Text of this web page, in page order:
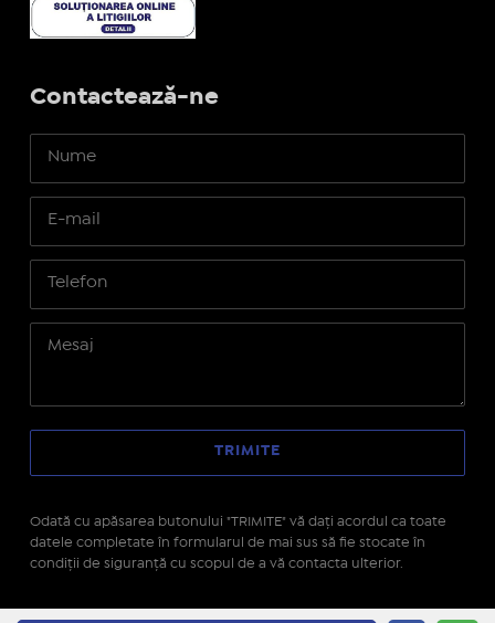
Contactează-ne
Odată cu apăsarea butonului "TRIMITE" vă daţi acordul ca toate
datele completate în formularul de mai sus să fie stocate în
condiţii de siguranţă cu scopul de a vă contacta ulterior.